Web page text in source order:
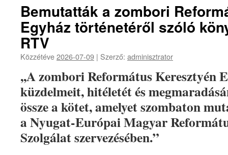
Bemutatták a zombori
Egyház történetéről szóló
RTV
Közzétéve2026-07-09 | Szerző: adminisztrator
,,A zombori Református Keresztyén
küzdelmeit, hitéletét és
össze a kötet, amelyet szombaton
a Nyugat-Európai Magyar
Szolgálat szervezésében.”